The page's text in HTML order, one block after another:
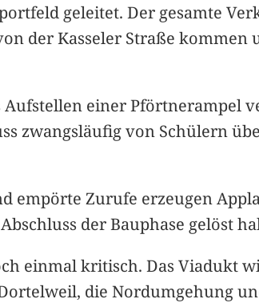
geleitet. Der gesamte
der Kasseler Straße
Aufstellen einer Pförtnerampel
zwangsläufig von Schülern
empörte Zurufe erzeugen
der Bauphase gelöst
einmal kritisch. Das Viadukt
die Nordumgehung